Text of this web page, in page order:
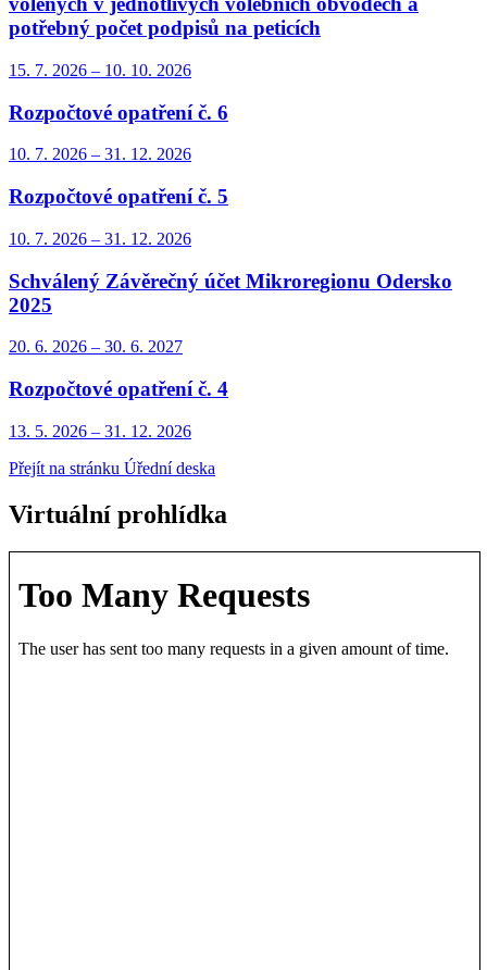
potřebný počet podpisů na peticích
15. 7. 2026 – 10. 10. 2026
Rozpočtové opatření č. 6
10. 7. 2026 – 31. 12. 2026
Rozpočtové opatření č. 5
10. 7. 2026 – 31. 12. 2026
Schválený Závěrečný účet Mikroregionu Odersko
2025
20. 6. 2026 – 30. 6. 2027
Rozpočtové opatření č. 4
13. 5. 2026 – 31. 12. 2026
Přejít na stránku Úřední deska
Virtuální prohlídka